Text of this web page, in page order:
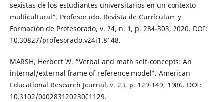
sexistas de los estudiantes universitarios en un contexto
multicultural”. Profesorado. Revista de Currículum y
Formación de Profesorado, v. 24, n. 1, p. 284-303, 2020. DOI:
10.30827/profesorado.v24i1.8148.
MARSH, Herbert W. “Verbal and math self-concepts: An
internal/external frame of reference model”. American
Educational Research Journal, v. 23, p. 129-149, 1986. DOI:
10.3102/00028312023001129.